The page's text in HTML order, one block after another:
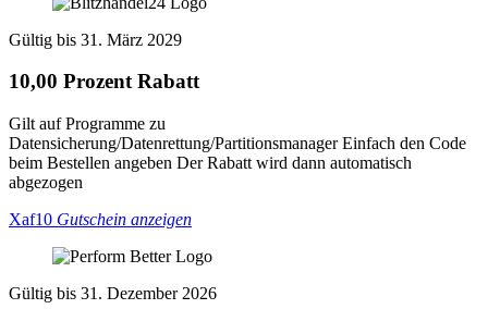
Gültig bis 31. März 2029
10,00 Prozent Rabatt
Gilt auf Programme zu
Datensicherung/Datenrettung/Partitionsmanager Einfach den Code
beim Bestellen angeben Der Rabatt wird dann automatisch
abgezogen
Xaf10 Gutschein anzeigen
Gültig bis 31. Dezember 2026